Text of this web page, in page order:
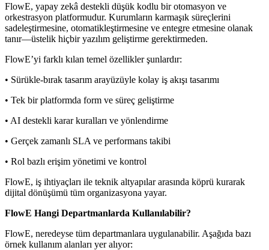
FlowE, yapay zekâ destekli düşük kodlu bir otomasyon ve
orkestrasyon platformudur. Kurumların karmaşık süreçlerini
sadeleştirmesine, otomatikleştirmesine ve entegre etmesine olanak
tanır—üstelik hiçbir yazılım geliştirme gerektirmeden.
FlowE’yi farklı kılan temel özellikler şunlardır:
• Sürükle-bırak tasarım arayüzüyle kolay iş akışı tasarımı
• Tek bir platformda form ve süreç geliştirme
• AI destekli karar kuralları ve yönlendirme
• Gerçek zamanlı SLA ve performans takibi
• Rol bazlı erişim yönetimi ve kontrol
FlowE, iş ihtiyaçları ile teknik altyapılar arasında köprü kurarak
dijital dönüşümü tüm organizasyona yayar.
FlowE Hangi Departmanlarda Kullanılabilir?
FlowE, neredeyse tüm departmanlara uygulanabilir. Aşağıda bazı
örnek kullanım alanları yer alıyor: